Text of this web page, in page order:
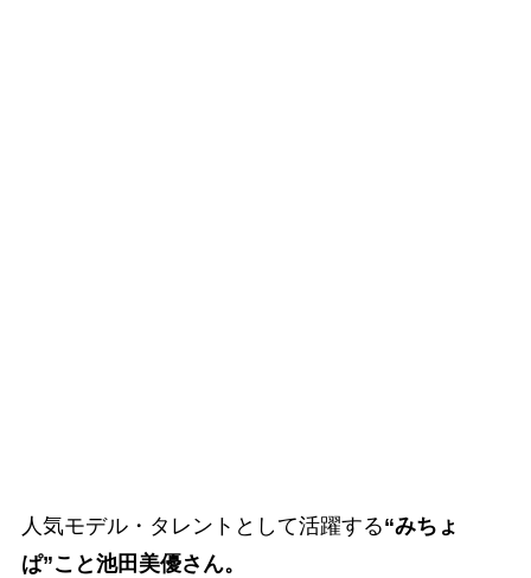
人気モデル・タレントとして活躍する“みちょ
ぱ”こと池田美優さん。